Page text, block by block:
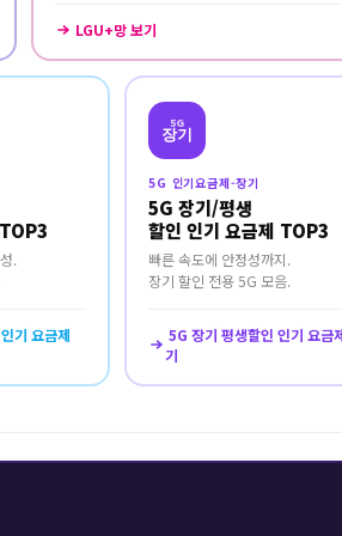
LGU+망 보기
.
기 요금제
5G
장기
5G 인기요금제-장기
5G 장기/평생
할인 인기 요금제 TOP3
빠른 속도에 안정성까지.
장기 할인 전용 5G 모음.
5G 장기 평생할인 인기 요금
기